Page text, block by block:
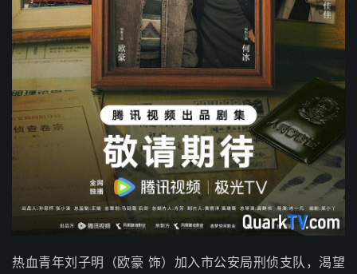
热血青年刘子明（欧豪 饰）加入市公安局刑侦支队，渴望